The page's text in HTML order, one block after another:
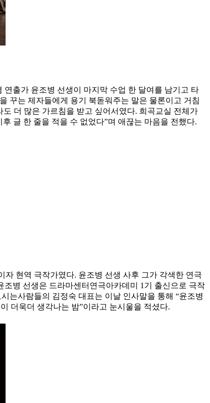
출가 윤조병 선생이 마지막 수업 한 달여를 남기고 타
꾸는 제자들에게 용기 북돋워주는 말은 물론이고 거침
더 많은 가르침을 받고 싶어서였다. 희곡교실 전체가
글 한 줄을 적을 수 없었다”며 애끊는 마음을 전했다.
자 현역 극작가였다. 윤조병 선생 사후 그가 각색한 연극
병 선생은 드라마센터연극아카데미 1기 출신으로 극작
는사람들의 김정숙 대표는 이날 인사말을 통해 “윤조병
더욱더 생각나는 밤”이라고 눈시울을 적셨다.